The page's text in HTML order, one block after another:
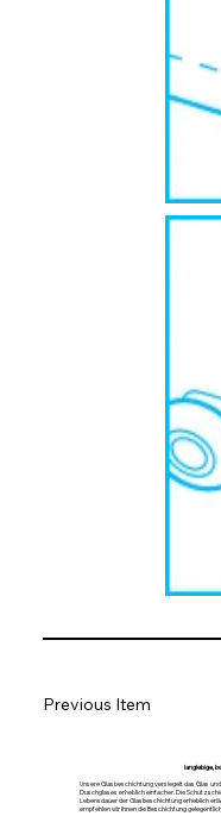
Previous Item
langlebige,
Unsere Glasbeschichtung versiegelt das Glas
Duschglases erheblich einfacher. Die
Lebensdauer der Glasbeschichtung erheblich
empfehlen wir Ihnen die Beschichtung